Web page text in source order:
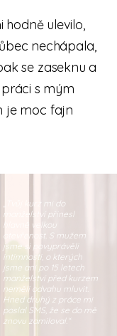
hodně ulevilo,
nechápala,
se zaseknu a
s mým
je moc fajn
„Tvůj kurz mi do
manželství přinesl
hlavně velkou
otevřenost. S mužem
jsme si povyprávěli
intimnosti, o kterých
jsme ani po 15 letech
manželství před kurzem
neměli odvahu mluvit.
Hned druhý z práce mi
poslal SMS, že se do mě
znovu zamiloval.“